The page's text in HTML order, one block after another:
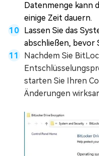
Datenmenge kann
einige Zeit dauern.
Lassen Sie das
abschließen, bevor
Nachdem Sie
starten Sie Ihren
Änderungen